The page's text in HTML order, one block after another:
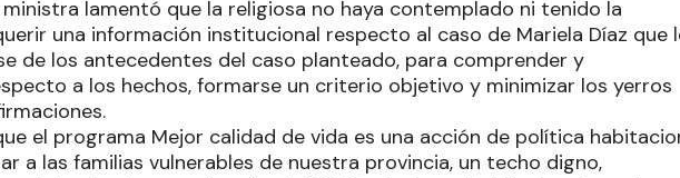
lamentó que la religiosa no haya contemplado ni tenido la
una información institucional respecto al caso de Mariela Díaz que
de los antecedentes del caso planteado, para comprender y
a los hechos, formarse un criterio objetivo y minimizar los yerros
el programa Mejor calidad de vida es una acción de política
a las familias vulnerables de nuestra provincia, un techo digno,